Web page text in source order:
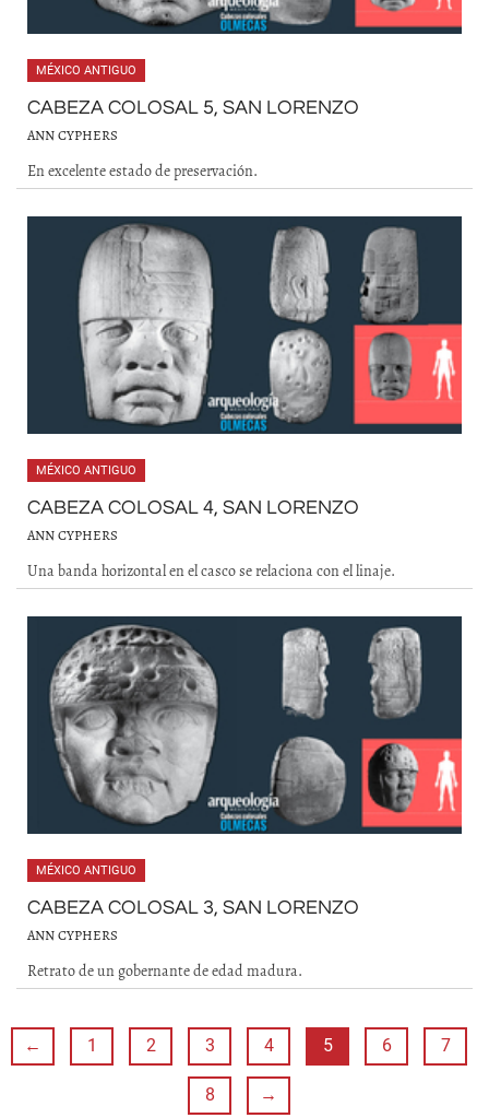
MÉXICO ANTIGUO
CABEZA COLOSAL 5, SAN LORENZO
ANN CYPHERS
En excelente estado de preservación.
MÉXICO ANTIGUO
CABEZA COLOSAL 4, SAN LORENZO
ANN CYPHERS
Una banda horizontal en el casco se relaciona con el linaje.
MÉXICO ANTIGUO
CABEZA COLOSAL 3, SAN LORENZO
ANN CYPHERS
Retrato de un gobernante de edad madura.
← 1 2 3 4 5 6 7
8 →